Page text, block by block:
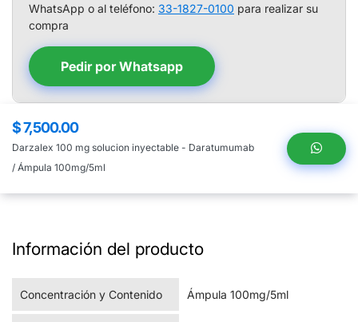
WhatsApp o al teléfono: 33-1827-0100 para realizar su
compra
Pedir por Whatsapp
Precio
regular
$ 7,500.00
Darzalex 100 mg solucion inyectable - Daratumumab
/ Ámpula 100mg/5ml
Información del producto
Concentración y Contenido Ámpula 100mg/5ml